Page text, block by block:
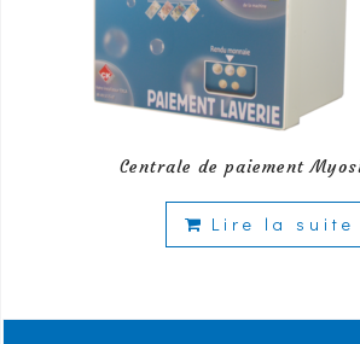
Centrale de paiement
Lire la suite